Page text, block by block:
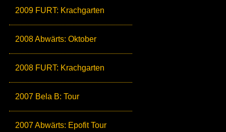
2009 FURT: Krachgarten
2008 Abwärts: Oktober
2008 FURT: Krachgarten
2007 Bela B: Tour
2007 Abwärts: Epofit Tour